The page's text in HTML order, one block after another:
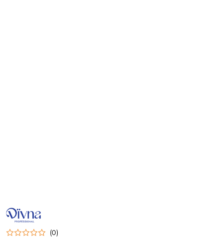
NAZWA
PRODUCENTA:
DIVNA
(0)